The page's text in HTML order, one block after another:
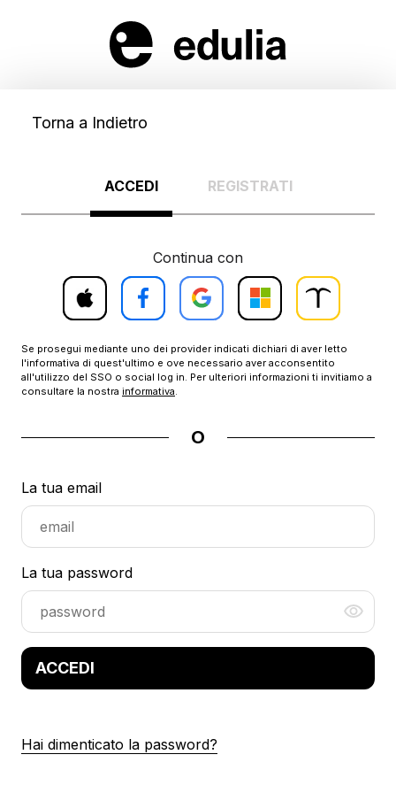
Torna a Indietro
ACCEDI REGISTRATI
O
La tua email
La tua password
ACCEDI
Continua con
Accedi
con
Apple
Accedi
con
Facebook
Accedi
con
Google
Accedi
con
Microsoft
Accedi
con
Treccani
Scuola
Se prosegui mediante uno dei provider indicati dichiari di aver letto
l'informativa di quest'ultimo e ove necessario aver acconsentito
all'utilizzo del SSO o social log in. Per ulteriori informazioni ti invitiamo a
consultare la nostra informativa.
Hai dimenticato la password?